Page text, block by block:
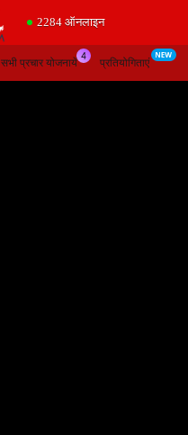
2284 ऑनलाइन
सभी प्रचार योजनायें प्रतियोगिताएं